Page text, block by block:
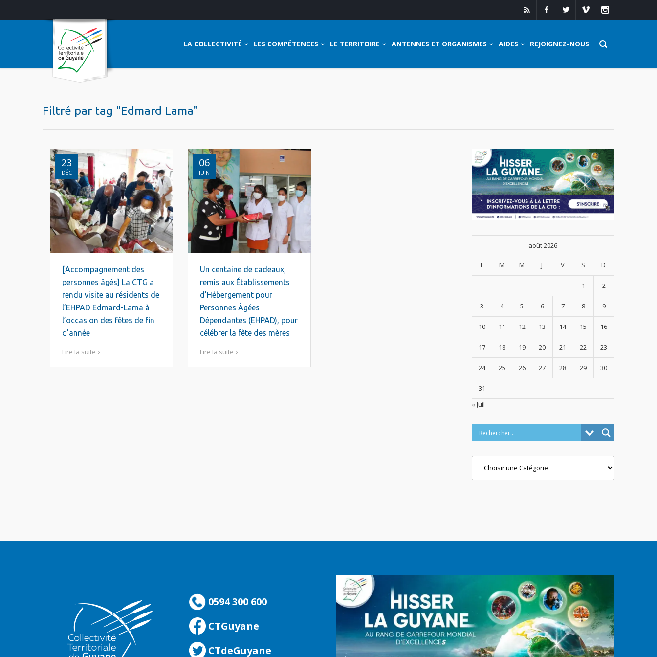
LA COLLECTIVITÉ LES COMPÉTENCES LE TERRITOIRE ANTENNES ET ORGANISMES AIDES REJOIGNEZ-NOUS
Filtré par tag "Edmard Lama"
23
DÉC
[Accompagnement des
personnes âgés] La CTG a
rendu visite au résidents de
l’EHPAD Edmard-Lama à
l’occasion des fêtes de fin
d’année
Lire la suite
06
JUIN
Un centaine de cadeaux,
remis aux Établissements
d’Hébergement pour
Personnes Âgées
Dépendantes (EHPAD), pour
célébrer la fête des mères
Lire la suite
août 2026
L M M J V S D
1 2
3 4 5 6 7 8 9
10 11 12 13 14 15 16
17 18 19 20 21 22 23
24 25 26 27 28 29 30
31
« Juil
0594 300 600
CTGuyane
CTdeGuyane